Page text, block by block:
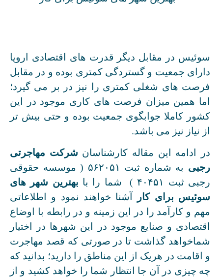
سوئیس در مقابل دیگر قدرت های اقتصادی اروپا
دارای جمعیت و گستردگی کمتری بوده و در مقابل
فرصت های شغلی کمتری را نیز در بر می گیرد؛
اما همین میزان فرصت های کاری موجود در این
کشور کاملا جوابگوی جمعیت بوده و حتی بیش تر
از نیاز نیز می باشد.
در ادامه این مقاله کارشناسان شرکت مهاجرتی
رجبی
به شماره ثبت ۵۶۲۰۵۱ ( موسسه حقوقی
رجبی ثبت ۴۰۴۵۱ ) شما را با
بهترین شهر های
سوئیس برای کار
آشنا خواهند نمود و اطلاعاتی
مهم و کارآمد را در این زمینه و در رابطه با اوضاع
اقتصادی و صنایع موجود در این شهرها در اختیار
شماخواهد گذاشت تا در صورتی که قصد مهاجرت
و اقامت در هریک از این مناطق را دارید؛ بدانید که
چه چیزی در آن جا انتظار شما را خواهد کشید و از